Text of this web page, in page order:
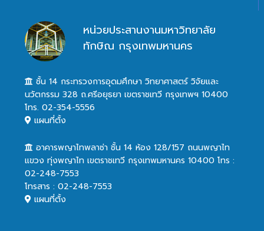
หน่วยประสานงานมหาวิทยาลัย
ทักษิณ กรุงเทพมหานคร
ชั้น 14 กระทรวงการอุดมศึกษา วิทยาศาสตร์ วิจัยและ
นวัตกรรม 328 ถ.ศรีอยุธยา เขตราชเทวี กรุงเทพฯ 10400
โทร. 02-354-5556
แผนที่ตั้ง
อาคารพญาไทพลาซ่า ชั้น 14 ห้อง 128/157 ถนนพญาไท
แขวง ทุ่งพญาไท เขตราชเทวี กรุงเทพมหานคร 10400 โทร :
02-248-7553
โทรสาร : 02-248-7553
แผนที่ตั้ง